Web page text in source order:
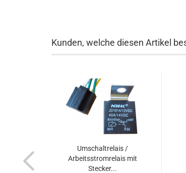
Kunden, welche diesen Artikel
Umschaltrelais /
Arbeitsstromrelais mit
Stecker...